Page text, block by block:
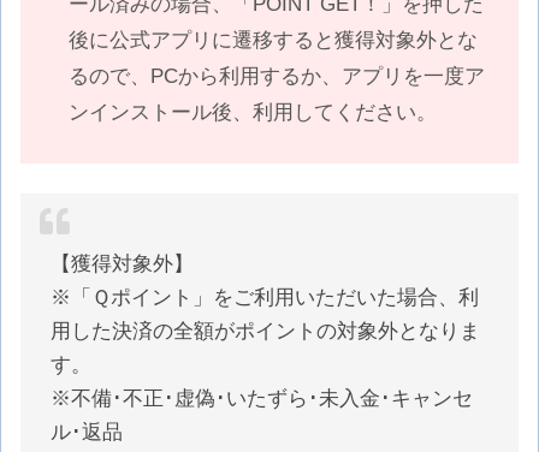
後に公式アプリに遷移すると獲得対象外とな
るので、PCから利用するか、アプリを一度ア
ンインストール後、利用してください。
【獲得対象外】
※「Ｑポイント」をご利用いただいた場合、利
用した決済の全額がポイントの対象外となりま
す。
※不備･不正･虚偽･いたずら･未入金･キャンセ
ル･返品